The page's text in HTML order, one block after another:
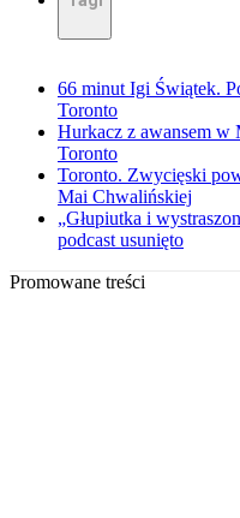
66 minut Igi Świątek.
Toronto
Hurkacz z awansem w
Toronto
Toronto. Zwycięski
Mai Chwalińskiej
„Głupiutka i
podcast usunięto
Promowane treści